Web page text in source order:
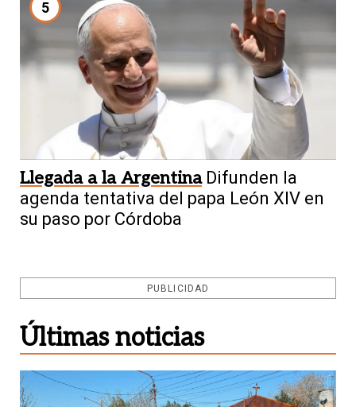
5
Llegada a la Argentina Difunden la
agenda tentativa del papa León XIV en
su paso por Córdoba
PUBLICIDAD
Últimas noticias